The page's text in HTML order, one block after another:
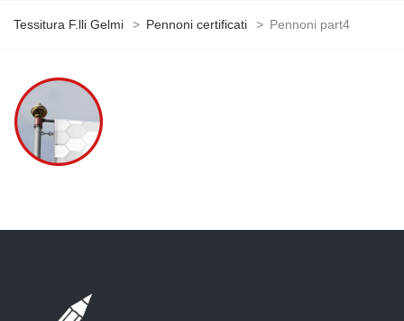
Tessitura F.lli Gelmi > Pennoni certificati > Pennoni part4